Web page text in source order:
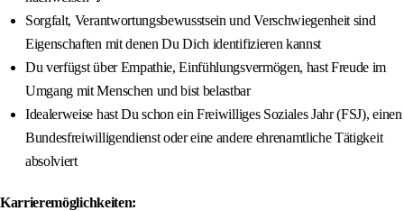
Sorgfalt, Verantwortungsbewusstsein und Verschwiegenheit sind
Eigenschaften mit denen Du Dich identifizieren kannst
Du verfügst über Empathie, Einfühlungsvermögen, hast Freude im
Umgang mit Menschen und bist belastbar
Idealerweise hast Du schon ein Freiwilliges Soziales Jahr (FSJ), einen
Bundesfreiwilligendienst oder eine andere ehrenamtliche Tätigkeit
absolviert
Karrieremöglichkeiten: